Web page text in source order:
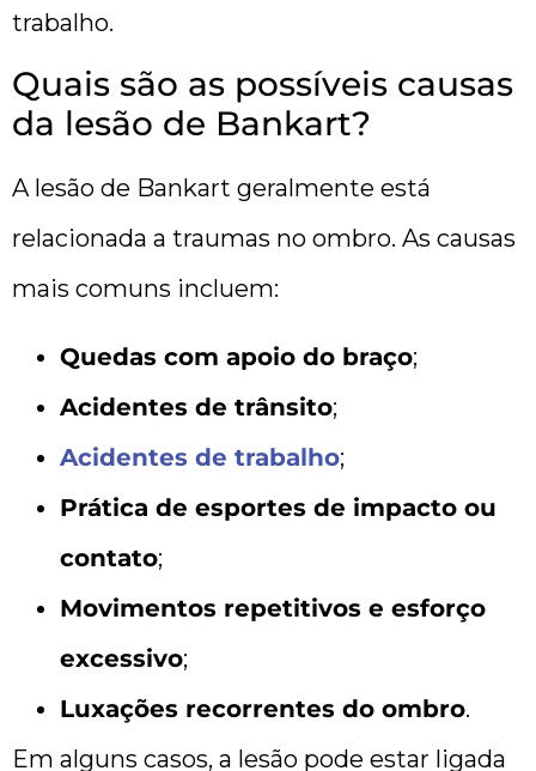
trabalho.
Quais são as possíveis causas
da lesão de Bankart?
A lesão de Bankart geralmente está
relacionada a traumas no ombro. As causas
mais comuns incluem:
Quedas com apoio do braço;
Acidentes de trânsito;
Acidentes de trabalho;
Prática de esportes de impacto ou
contato;
Movimentos repetitivos e esforço
excessivo;
Luxações recorrentes do ombro.
Em alguns casos, a lesão pode estar ligada